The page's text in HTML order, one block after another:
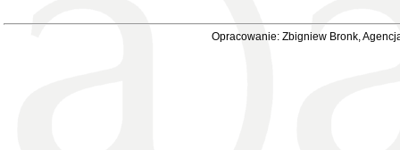
Opracowanie: Zbigniew Bronk,